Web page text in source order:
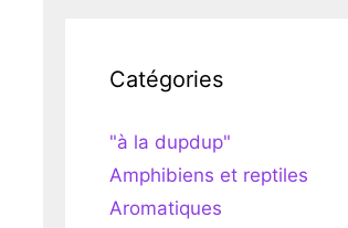
Catégories
"à la dupdup"
Amphibiens et reptiles
Aromatiques